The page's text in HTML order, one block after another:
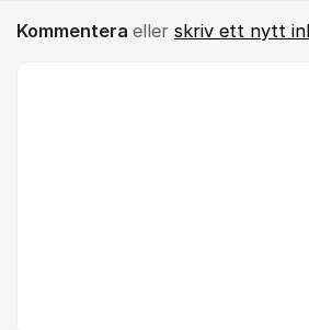
Kommentera eller skriv ett nytt